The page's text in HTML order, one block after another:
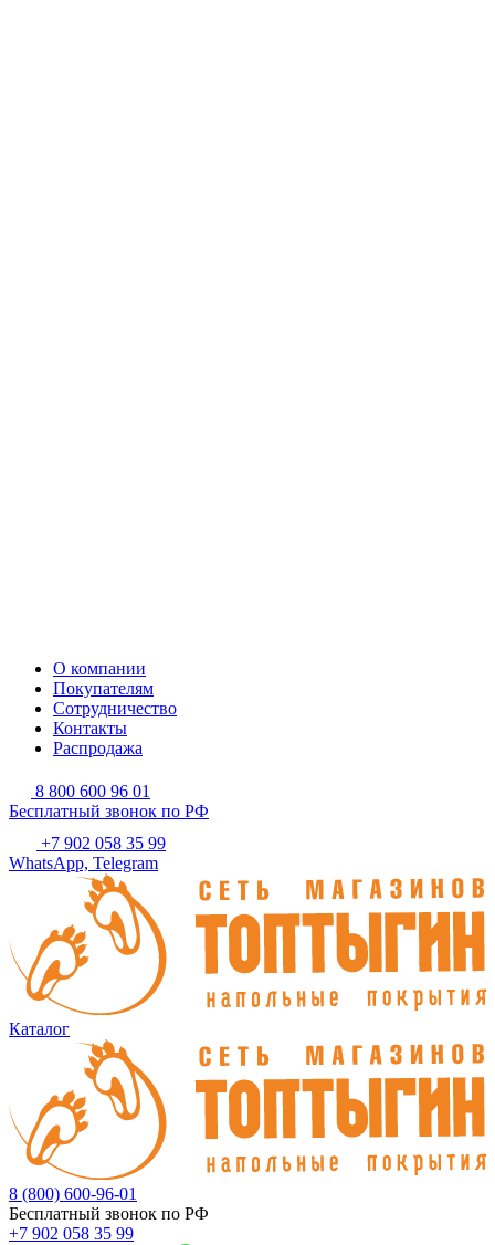
О компании
Покупателям
Сотрудничество
Контакты
Распродажа
8 800 600 96 01
Бесплатный звонок по РФ
+7 902 058 35 99
WhatsApp, Telegram
Каталог
8 (800) 600-96-01
Бесплатный звонок по РФ
+7 902 058 35 99